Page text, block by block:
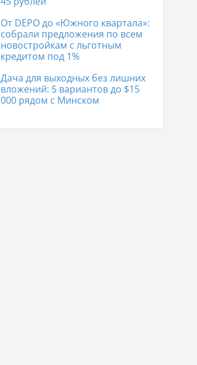
От DEPO до «Южного квартала»:
собрали предложения по всем
новостройкам с льготным
кредитом под 1%
Дача для выходных без лишних
вложений: 5 вариантов до $15
000 рядом с Минском